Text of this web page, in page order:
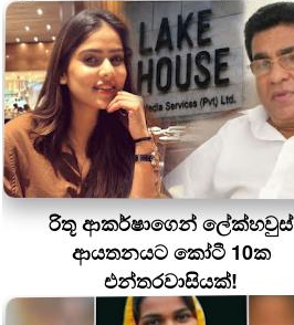
රිතූ ආකර්ෂාගෙන් ලේක්හවුස්
ආයතනයට කෝටී 10ක
එන්තරවාසියක්!